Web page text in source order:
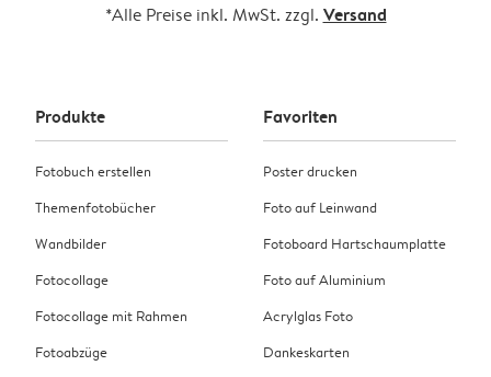
*Alle Preise inkl. MwSt. zzgl. Versand
Produkte
Fotobuch erstellen
Themenfotobücher
Wandbilder
Fotocollage
Fotocollage mit Rahmen
Fotoabzüge
Favoriten
Poster drucken
Foto auf Leinwand
Fotoboard Hartschaumplatte
Foto auf Aluminium
Acrylglas Foto
Dankeskarten